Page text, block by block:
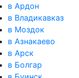
в Ардон
в Владикавказ
в Моздок
в Азнакаево
в Арск
в Болгар